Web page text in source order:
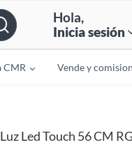
Hola,
Inicia sesión
CMR Vende y
Led Touch 56 CM
r